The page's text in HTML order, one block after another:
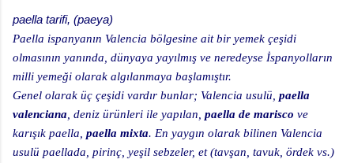
paella tarifi, (paeya)
Paella ispanyanın Valencia bölgesine ait bir yemek çeşidi
olmasının yanında, dünyaya yayılmış ve neredeyse İspanyolların
milli yemeği olarak algılanmaya başlamıştır.
Genel olarak üç çeşidi vardır bunlar; Valencia usulü, paella
valenciana , deniz ürünleri ile yapılan, paella de marisco ve
karışık paella, paella mixta. En yaygın olarak bilinen Valencia
usulü paellada, pirinç, yeşil sebzeler, et (tavşan, tavuk, ördek vs.)